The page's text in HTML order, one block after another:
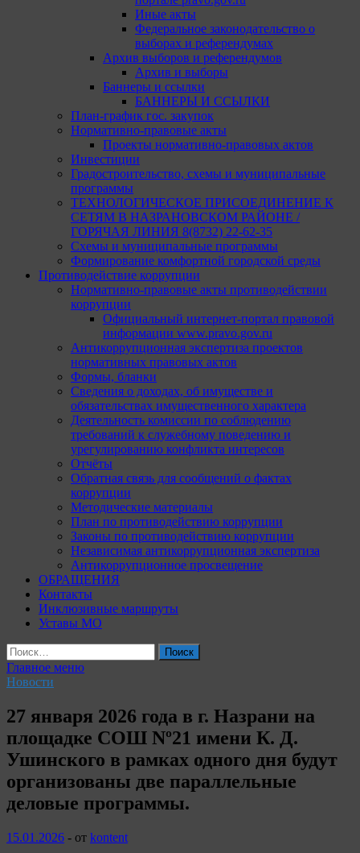
Иные акты
Федеральное законодательство о
выборах и референдумах
Архив выборов и референдумов
Архив и выборы
Баннеры и ссылки
БАННЕРЫ И ССЫЛКИ
План-график гос. закупок
Нормативно-правовые акты
Проекты нормативно-правовых актов
Инвестиции
Градостроительство, схемы и муниципальные
программы
ТЕХНОЛОГИЧЕСКОЕ ПРИСОЕДИНЕНИЕ К
СЕТЯМ В НАЗРАНОВСКОМ РАЙОНЕ /
ГОРЯЧАЯ ЛИНИЯ 8(8732) 22-62-35
Схемы и муниципальные программы
Формирование комфортной городской среды
Противодействие коррупции
Нормативно-правовые акты противодействии
коррупции
Официальный интернет-портал правовой
информации www.pravo.gov.ru
Антикоррупционная экспертиза проектов
нормативных правовых актов
Формы, бланки
Сведения о доходах, об имуществе и
обязательствах имущественного характера
Деятельность комиссии по соблюдению
требований к служебному поведению и
урегулированию конфликта интересов
Отчёты
Обратная связь для сообщений о фактах
коррупции
Методические материалы
План по противодействию коррупции
Законы по противодействию коррупции
Независимая антикоррупционная экспертиза
Антикоррупционное просвещение
ОБРАЩЕНИЯ
Контакты
Инклюзивные маршруты
Уставы МО
Найти:
Главное меню
Новости
27 января 2026 года в г. Назрани на
площадке СОШ Nº21 имени К. Д.
Ушинского в рамках одного дня будут
организованы две параллельные
деловые программы.
15.01.2026 - от kontent